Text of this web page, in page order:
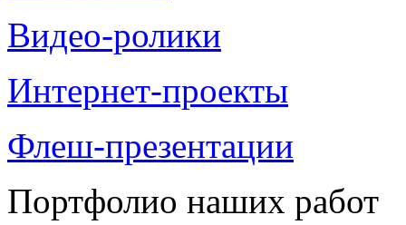
Видео-ролики
Интернет-проекты
Флеш-презентации
Портфолио наших работ